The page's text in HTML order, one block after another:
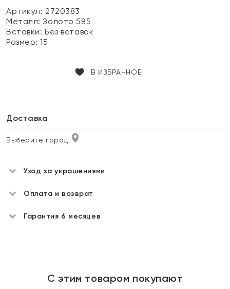
Артикул: 2720383
Металл:Золото 585
Вставки:Без вставок
Размер:15
В ИЗБРАННОЕ
Доставка
Выберите город
Уход за украшениями
Оплата и возврат
Гарантия 6 месяцев
С этим товаром покупают